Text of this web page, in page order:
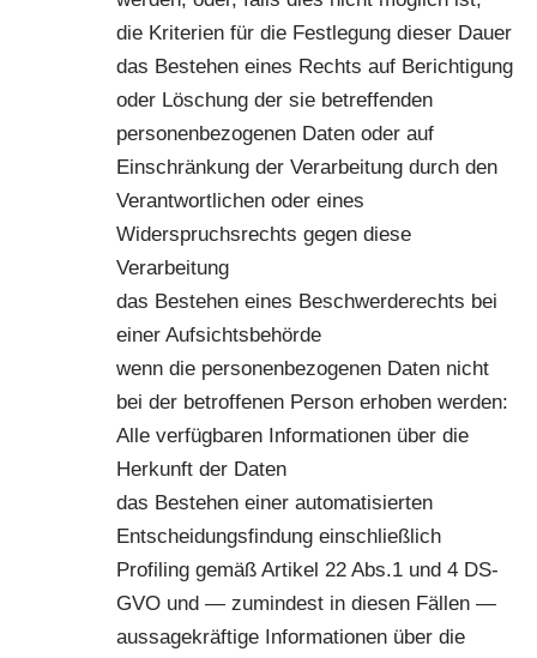
die Kriterien für die Festlegung dieser Dauer
das Bestehen eines Rechts auf Berichtigung
oder Löschung der sie betreffenden
personenbezogenen Daten oder auf
Einschränkung der Verarbeitung durch den
Verantwortlichen oder eines
Widerspruchsrechts gegen diese
Verarbeitung
das Bestehen eines Beschwerderechts bei
einer Aufsichtsbehörde
wenn die personenbezogenen Daten nicht
bei der betroffenen Person erhoben werden:
Alle verfügbaren Informationen über die
Herkunft der Daten
das Bestehen einer automatisierten
Entscheidungsfindung einschließlich
Profiling gemäß Artikel 22 Abs.1 und 4 DS-
GVO und — zumindest in diesen Fällen —
aussagekräftige Informationen über die